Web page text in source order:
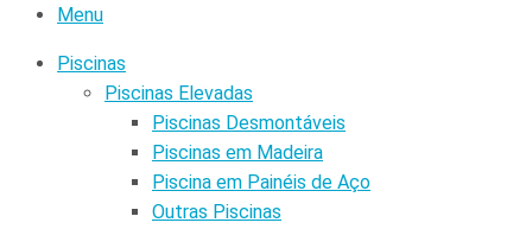
Menu
Piscinas
Piscinas Elevadas
Piscinas Desmontáveis
Piscinas em Madeira
Piscina em Painéis de Aço
Outras Piscinas